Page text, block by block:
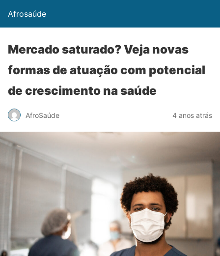
Afrosaúde
Mercado saturado? Veja novas
formas de atuação com potencial
de crescimento na saúde
AfroSaúde 4 anos atrás